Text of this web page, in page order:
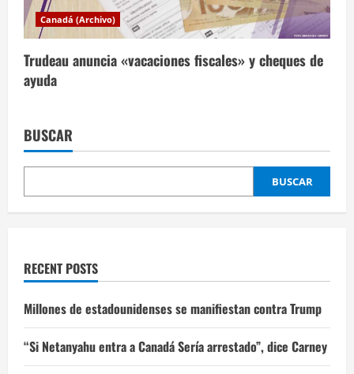
Canadá (Archivo)
Trudeau anuncia «vacaciones fiscales» y cheques de
ayuda
BUSCAR
BUSCAR
RECENT POSTS
Millones de estadounidenses se manifiestan contra Trump
“Si Netanyahu entra a Canadá Sería arrestado”, dice Carney